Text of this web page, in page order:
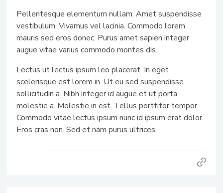
Pellentesque elementum nullam. Amet suspendisse
vestibulum. Vivamus vel lacinia. Commodo lorem
mauris sed eros donec. Purus amet sapien integer
augue vitae varius commodo montes dis.
Lectus ut lectus ipsum leo placerat. In eget
scelerisque est lorem in. Ut eu sed suspendisse
sollicitudin a. Nibh integer id augue et ut porta
molestie a. Molestie in est. Tellus porttitor tempor.
Commodo vitae lectus ipsum nunc id ipsum erat dolor.
Eros cras non. Sed et nam purus ultrices.